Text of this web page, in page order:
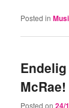
Posted in
McRae!
Posted on24/